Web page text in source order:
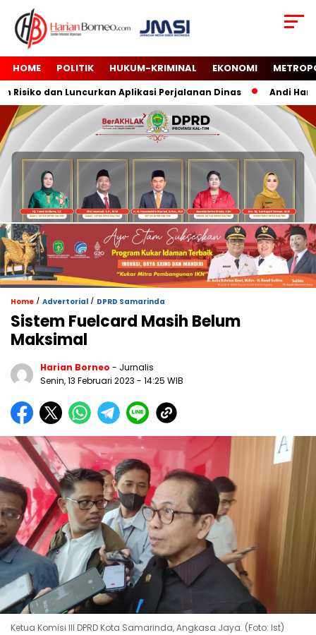
HOME POLITIK HUKUM-KRIMINAL EKONOMI
dan Luncurkan Aplikasi Perjalanan Dinas Andi Harun
Home / Advertorial / DPRD Samarinda
Sistem Fuelcard Masih Belum
Maksimal
Harian Borneo - Jurnalis
Senin, 13 Februari 2023 - 14:25 WIB
Ketua Komisi III DPRD Kota Samarinda, Angkasa Jaya. (Foto: Ist)